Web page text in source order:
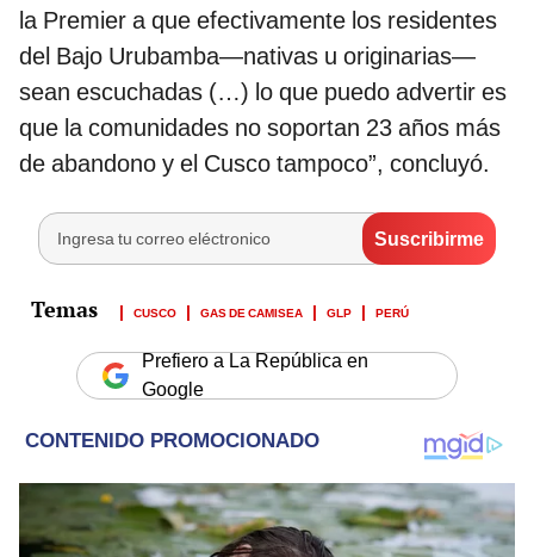
la Premier a que efectivamente los residentes
del Bajo Urubamba—nativas u originarias—
sean escuchadas (…) lo que puedo advertir es
que la comunidades no soportan 23 años más
de abandono y el Cusco tampoco”, concluyó.
CUSCO GAS DE CAMISEA GLP PERÚ
Prefiero a La República en
Google